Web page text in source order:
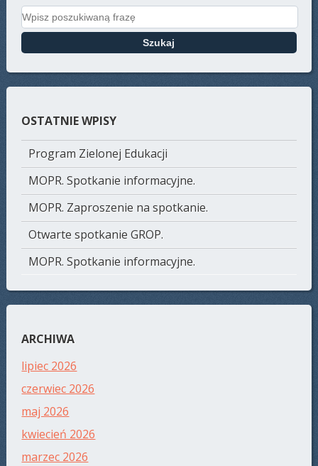
Search for:
OSTATNIE WPISY
Program Zielonej Edukacji
MOPR. Spotkanie informacyjne.
MOPR. Zaproszenie na spotkanie.
Otwarte spotkanie GROP.
MOPR. Spotkanie informacyjne.
ARCHIWA
lipiec 2026
czerwiec 2026
maj 2026
kwiecień 2026
marzec 2026